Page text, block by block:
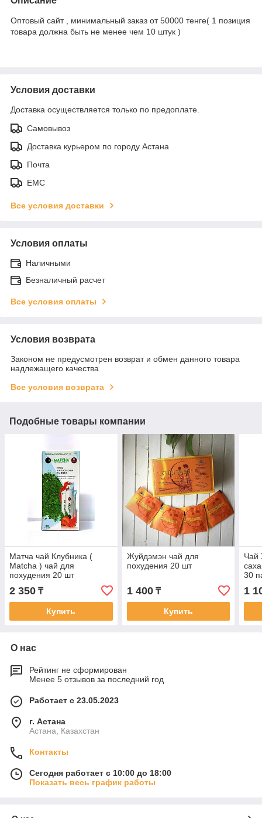
Оптовый сайт , минимальный заказ от 50000 тенге( 1 позиция
товара должна быть не менее чем 10 штук )
Условия доставки
Доставка осуществляется только по предоплате.
Самовывоз
Доставка курьером по городу Астана
Почта
ЕМС
Все условия доставки
Условия оплаты
Наличными
Безналичный расчет
Все условия оплаты
Условия возврата
Законом не предусмотрен возврат и обмен данного товара
надлежащего качества
Все условия возврата
Подобные товары компании
Матча чай Клубника (
Matcha ) чай для
похудения 20 шт
2 350 ₸
Купить
Жуйдэмэн чай для
похудения 20 шт
1 400₸
Купить
Чай
30
1
О нас
Рейтинг не сформирован
Менее 5 отзывов за последний год
Работает с 23.05.2023
г. Астана
Астана, Казахстан
Контакты
Сегодня работает с 10:00 до 18:00
Показать весь график работы